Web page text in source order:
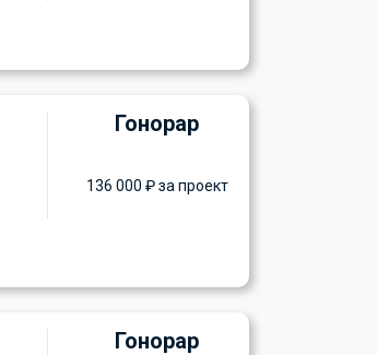
Гонорар
136 000 ₽ за проект
Гонорар